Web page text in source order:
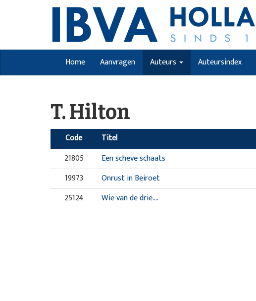
Home Aanvragen Auteurs Auteursindex
T. Hilton
Code Titel
21805
Een scheve schaats
19973
Onrust in Beiroet
25124
Wie van de drie....